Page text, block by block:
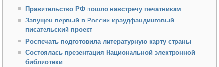
Правительство РФ пошло навстречу печатникам
Запущен первый в России краудфандинговый
писательский проект
Роспечать подготовила литературную карту страны
Состоялась презентация Национальной электронной
библиотеки